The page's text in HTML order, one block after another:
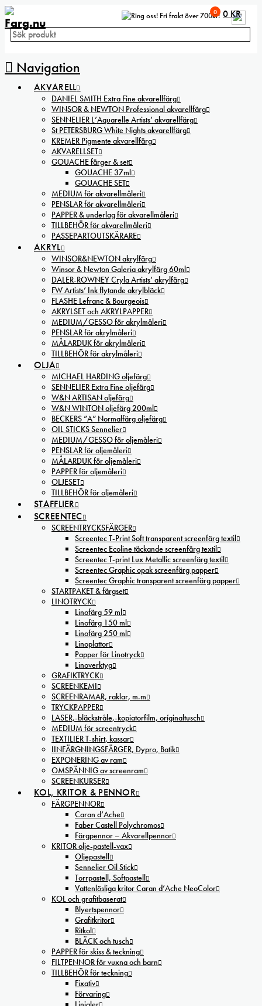
Fri frakt över 700kr!
Navigation
0 0 KR
AKVARELL
DANIEL SMITH Extra Fine akvarellfärg
WINSOR & NEWTON Professional akvarellfärg
SENNELIER L’Aquarelle Artists’ akvarellfärg
St PETERSBURG White Nights akvarellfärg
KREMER Pigmente akvarellfärg
AKVARELLSET
GOUACHE färger & set
GOUACHE 37ml
GOUACHE SET
MEDIUM för akvarellmåleri
PENSLAR för akvarellmåleri
PAPPER & underlag för akvarellmåleri
TILLBEHÖR för akvarellmåleri
PASSEPARTOUTSKÄRARE
AKRYL
WINSOR&NEWTON akrylfärg
Winsor & Newton Galeria akrylfärg 60ml
DALER-ROWNEY Cryla Artists’ akrylfärg
FW Artists’ Ink flytande akrylbläck
FLASHE Lefranc & Bourgeois
AKRYLSET och AKRYLPAPPER
MEDIUM/GESSO för akrylmåleri
PENSLAR för akrylmåleri
MÅLARDUK för akrylmåleri
TILLBEHÖR för akrylmåleri
OLJA
MICHAEL HARDING oljefärg
SENNELIER Extra Fine oljefärg
W&N ARTISAN oljefärg
W&N WINTON oljefärg 200ml
BECKERS ”A” Normalfärg oljefärg
OIL STICKS Sennelier
MEDIUM/GESSO för oljemåleri
PENSLAR för oljemåleri
MÅLARDUK för oljemåleri
PAPPER för oljemåleri
OLJESET
TILLBEHÖR för oljemåleri
STAFFLIER
SCREENTEC
SCREENTRYCKSFÄRGER
Screentec T-Print Soft transparent screenfärg textil
Screentec Ecoline täckande screenfärg textil
Screentec T-print Lux Metallic screenfärg textil
Screentec Graphic opak screenfärg papper
Screentec Graphic transparent screenfärg papper
STARTPAKET & färgset
LINOTRYCK
Linofärg 59 ml
Linofärg 150 ml
Linofärg 250 ml
Linoplattor
Papper för Linotryck
Linoverktyg
GRAFIKTRYCK
SCREENKEMI
SCREENRAMAR, raklar, m.m
TRYCKPAPPER
LASER,-bläckstråle,-kopiatorfilm, oríginaltusch
MEDIUM för screentryck
TEXTILIER T-shirt, kassar
IINFÄRGNINGSFÄRGER, Dypro, Batik
EXPONERING av ram
OMSPÄNNIG av screenram
SCREENKURSER
KOL, KRITOR & PENNOR
FÄRGPENNOR
Caran d’Ache
Faber Castell Polychromos
Färgpennor – Akvarellpennor
KRITOR olje-pastell-vax
Oljepastell
Sennelier Oil Stick
Torrpastell, Softpastell
Vattenlösliga kritor Caran d’Ache NeoColor
KOL och grafitbaserat
Blyertspennor
Grafitkritor
Ritkol
BLÄCK och tusch
PAPPER för skiss & teckning
FILTPENNOR för vuxna och barn
TILLBEHÖR för teckning
Fixativ
Förvaring